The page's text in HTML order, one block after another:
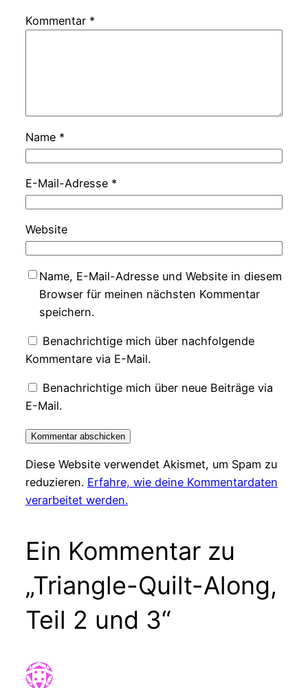
Kommentar *
Name *
E-Mail-Adresse *
Website
Name, E-Mail-Adresse und Website in diesem
Browser für meinen nächsten Kommentar
speichern.
Benachrichtige mich über nachfolgende
Kommentare via E-Mail.
Benachrichtige mich über neue Beiträge via
E-Mail.
Diese Website verwendet Akismet, um Spam zu
reduzieren. Erfahre, wie deine Kommentardaten
verarbeitet werden.
Ein Kommentar zu
„Triangle-Quilt-Along,
Teil 2 und 3“